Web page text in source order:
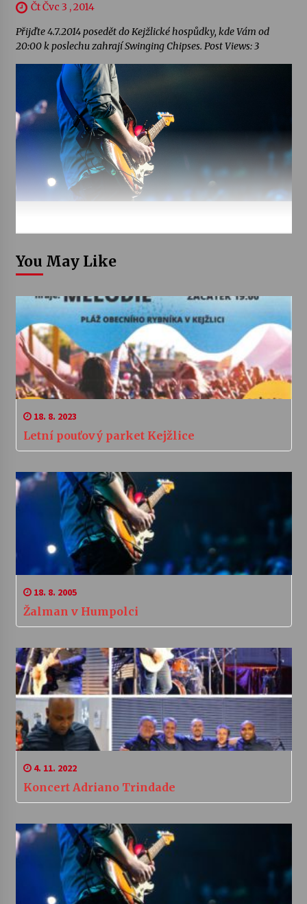
Čt Čvc 3 , 2014
Přijďte 4.7.2014 posedět do Kejžlické hospůdky, kde Vám od
20:00 k poslechu zahrají Swinging Chipses. Post Views: 3
You May Like
18. 8. 2023
Letní pouťový parket Kejžlice
18. 8. 2005
Žalman v Humpolci
4. 11. 2022
Koncert Adriano Trindade